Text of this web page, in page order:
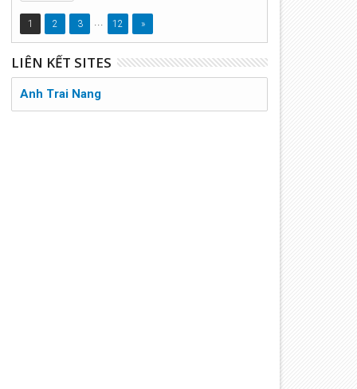
1 2 3 ... 12 »
LIÊN KẾT SITES
Anh Trai Nang